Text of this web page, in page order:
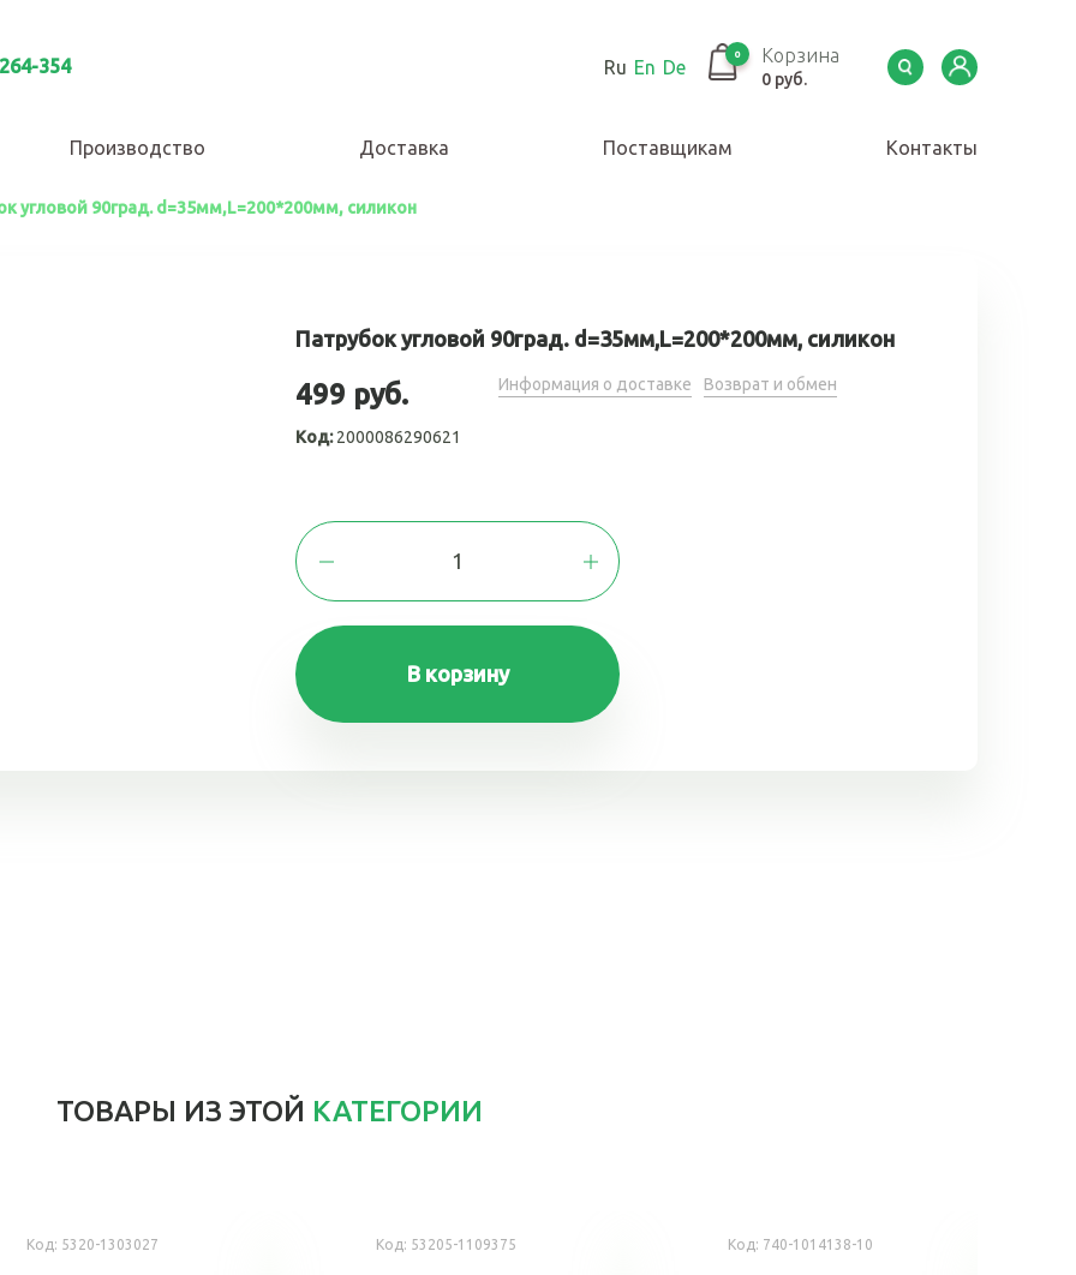
354 Ru En De
0 Корзина
0 руб.
Производство Доставка Поставщикам Контакты
угловой 90град. d=35мм,L=200*200мм, силикон
Патрубок угловой 90град. d=35мм,L=200*200мм, силикон
499 руб.
Код:2000086290621
Информация о доставке Возврат и обмен
В корзину
ТОВАРЫ ИЗ ЭТОЙ КАТЕГОРИИ
Код: 5320-1303027 Код: 53205-1109375 Код: 740-1014138-10